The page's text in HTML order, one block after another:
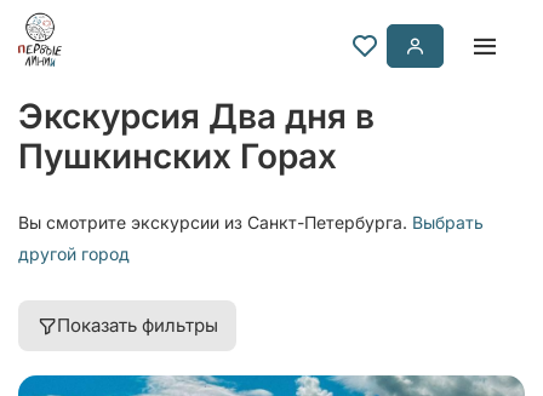
Экскурсия Два дня в
Пушкинских Горах
Вы смотрите экскурсии из Санкт-Петербурга. Выбрать
другой город
Показать фильтры